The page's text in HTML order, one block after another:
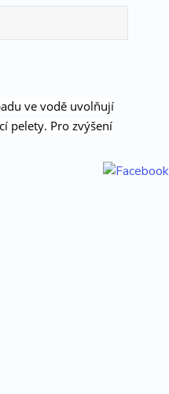
ve vodě uvolňují
pelety. Pro zvýšení